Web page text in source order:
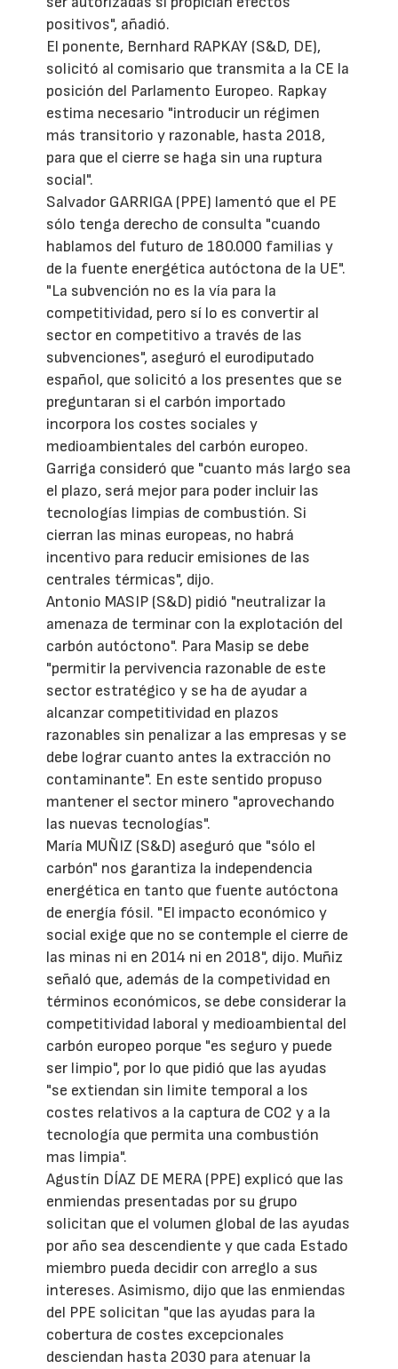
positivos", añadió.
El ponente, Bernhard RAPKAY (S&D, DE),
solicitó al comisario que transmita a la CE la
posición del Parlamento Europeo. Rapkay
estima necesario "introducir un régimen
más transitorio y razonable, hasta 2018,
para que el cierre se haga sin una ruptura
social".
Salvador GARRIGA (PPE) lamentó que el PE
sólo tenga derecho de consulta "cuando
hablamos del futuro de 180.000 familias y
de la fuente energética autóctona de la UE".
"La subvención no es la vía para la
competitividad, pero sí lo es convertir al
sector en competitivo a través de las
subvenciones", aseguró el eurodiputado
español, que solicitó a los presentes que se
preguntaran si el carbón importado
incorpora los costes sociales y
medioambientales del carbón europeo.
Garriga consideró que "cuanto más largo sea
el plazo, será mejor para poder incluir las
tecnologías limpias de combustión. Si
cierran las minas europeas, no habrá
incentivo para reducir emisiones de las
centrales térmicas", dijo.
Antonio MASIP (S&D) pidió "neutralizar la
amenaza de terminar con la explotación del
carbón autóctono". Para Masip se debe
"permitir la pervivencia razonable de este
sector estratégico y se ha de ayudar a
alcanzar competitividad en plazos
razonables sin penalizar a las empresas y se
debe lograr cuanto antes la extracción no
contaminante". En este sentido propuso
mantener el sector minero "aprovechando
las nuevas tecnologías".
María MUÑIZ (S&D) aseguró que "sólo el
carbón" nos garantiza la independencia
energética en tanto que fuente autóctona
de energía fósil. "El impacto económico y
social exige que no se contemple el cierre de
las minas ni en 2014 ni en 2018", dijo. Muñiz
señaló que, además de la competividad en
términos económicos, se debe considerar la
competitividad laboral y medioambiental del
carbón europeo porque "es seguro y puede
ser limpio", por lo que pidió que las ayudas
"se extiendan sin limite temporal a los
costes relativos a la captura de CO2 y a la
tecnología que permita una combustión
mas limpia".
Agustín DÍAZ DE MERA (PPE) explicó que las
enmiendas presentadas por su grupo
solicitan que el volumen global de las ayudas
por año sea descendiente y que cada Estado
miembro pueda decidir con arreglo a sus
intereses. Asimismo, dijo que las enmiendas
del PPE solicitan "que las ayudas para la
cobertura de costes excepcionales
desciendan hasta 2030 para atenuar la